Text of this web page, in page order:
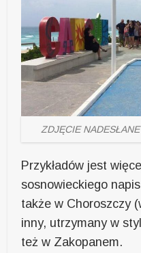
ZDJĘCIE
Przykładów jest
sosnowieckiego
także w Choroszczy
inny, utrzymany w
też w Zakopanem.